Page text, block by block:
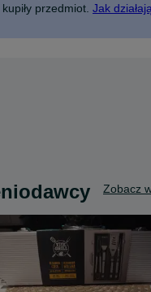
przedmiot. Jak działają
Zobacz